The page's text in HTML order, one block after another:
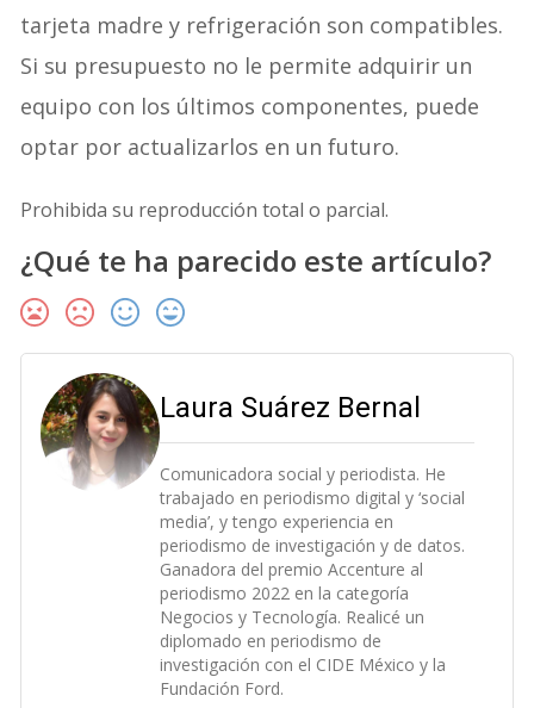
tarjeta madre y refrigeración son compatibles.
Si su presupuesto no le permite adquirir un
equipo con los últimos componentes, puede
optar por actualizarlos en un futuro.
Prohibida su reproducción total o parcial.
¿Qué te ha parecido este artículo?
Laura Suárez Bernal
Comunicadora social y periodista. He
trabajado en periodismo digital y ‘social
media’, y tengo experiencia en
periodismo de investigación y de datos.
Ganadora del premio Accenture al
periodismo 2022 en la categoría
Negocios y Tecnología. Realicé un
diplomado en periodismo de
investigación con el CIDE México y la
Fundación Ford.